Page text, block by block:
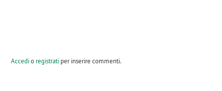
Accedio registratiper inserire commenti.